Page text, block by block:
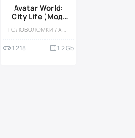
Avatar World:
City Life (Мод,
все открыто) ГОЛОВОЛОМКИ / АРКАДЫ / ДЛЯ ДЕТЕЙ / ДЕВОЧКАМ / РОЛЕВЫЕ / ОДНОПОЛЬЗОВАТЕЛЬСКИЕ / СИМУЛЯТОРЫ / СИМУЛЯТОРЫ ЖИЗНИ / СТИЛИЗАЦИЯ / ОФЛАЙН / МОД / ВСТРОЕННЫЙ КЕШ / БОЛЬШАЯ
1.218 1.2 Gb